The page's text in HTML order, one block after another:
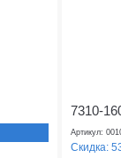
7310-
Артикул:
Скидка: